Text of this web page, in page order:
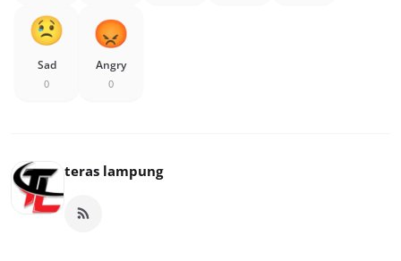
Sad
0
Angry
0
teras lampung